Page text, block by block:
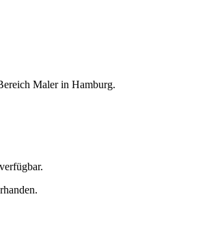
Maler in Hamburg.